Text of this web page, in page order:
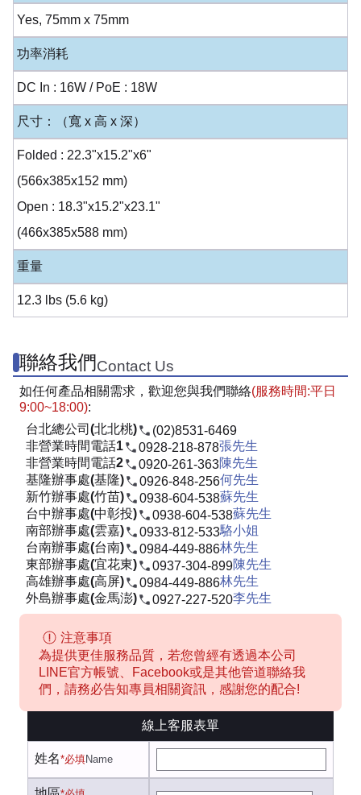
Yes, 75mm x 75mm
功率消耗
DC In : 16W / PoE : 18W
尺寸：（寬 x 高 x 深）
Folded : 22.3"x15.2"x6"
(566x385x152 mm)
Open : 18.3"x15.2"x23.1"
(466x385x588 mm)
重量
12.3 lbs (5.6 kg)
聯絡我們Contact Us
如任何產品相關需求，歡迎您與我們聯絡(服務時間:平日
9:00~18:00):
台北總公司(北北桃)
(02)8531-6469
非營業時間電話1
0928-218-878張先生
非營業時間電話2
0920-261-363陳先生
基隆辦事處(基隆)
0926-848-256何先生
新竹辦事處(竹苗)
0938-604-538蘇先生
台中辦事處(中彰投)
0938-604-538蘇先生
南部辦事處(雲嘉)
0933-812-533駱小姐
台南辦事處(台南)
0984-449-886林先生
東部辦事處(宜花東)
0937-304-899陳先生
高雄辦事處(高屏)
0984-449-886林先生
外島辦事處(金馬澎)
0927-227-520李先生
注意事項
為提供更佳服務品質，若您曾經有透過本公司
LINE官方帳號、Facebook或是其他管道聯絡我
們，請務必告知專員相關資訊，感謝您的配合!
線上客服表單
姓名*必填Name